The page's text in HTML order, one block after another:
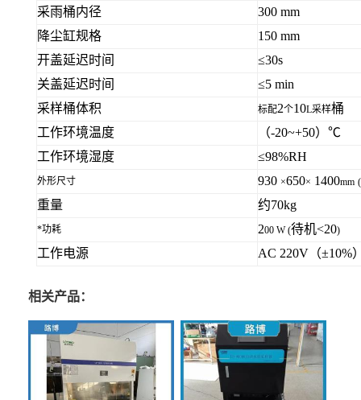
采雨桶内径
300 mm
降尘缸规格
150 mm
开盖延迟时间
≤30s
关盖延迟时间
≤5 min
采样桶体积 标配2个10L采样桶
工作环境温度
（-20~+50）℃
工作环境湿度
≤98%RH
外形尺寸 930 ×650× 1400mm (
重量 约70kg
*功耗 200 W (待机<20)
工作电源 AC 220V （±10%
相关产品：